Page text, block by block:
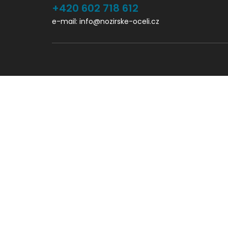
+420 602 718 612
e-mail: info@nozirske-oceli.cz